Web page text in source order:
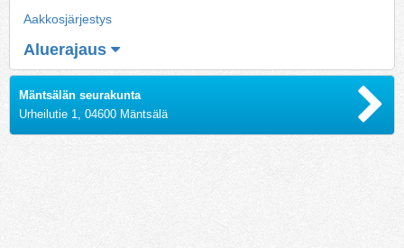
Aakkosjärjestys
Aluerajaus
Mäntsälän seurakunta
Urheilutie 1, 04600 Mäntsälä